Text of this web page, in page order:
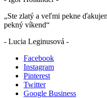
„Ste zlatý a veľmi pekne
pekný víkend“
- Lucia Leginusová -
Facebook
Instagram
Pinterest
Twitter
Google Business